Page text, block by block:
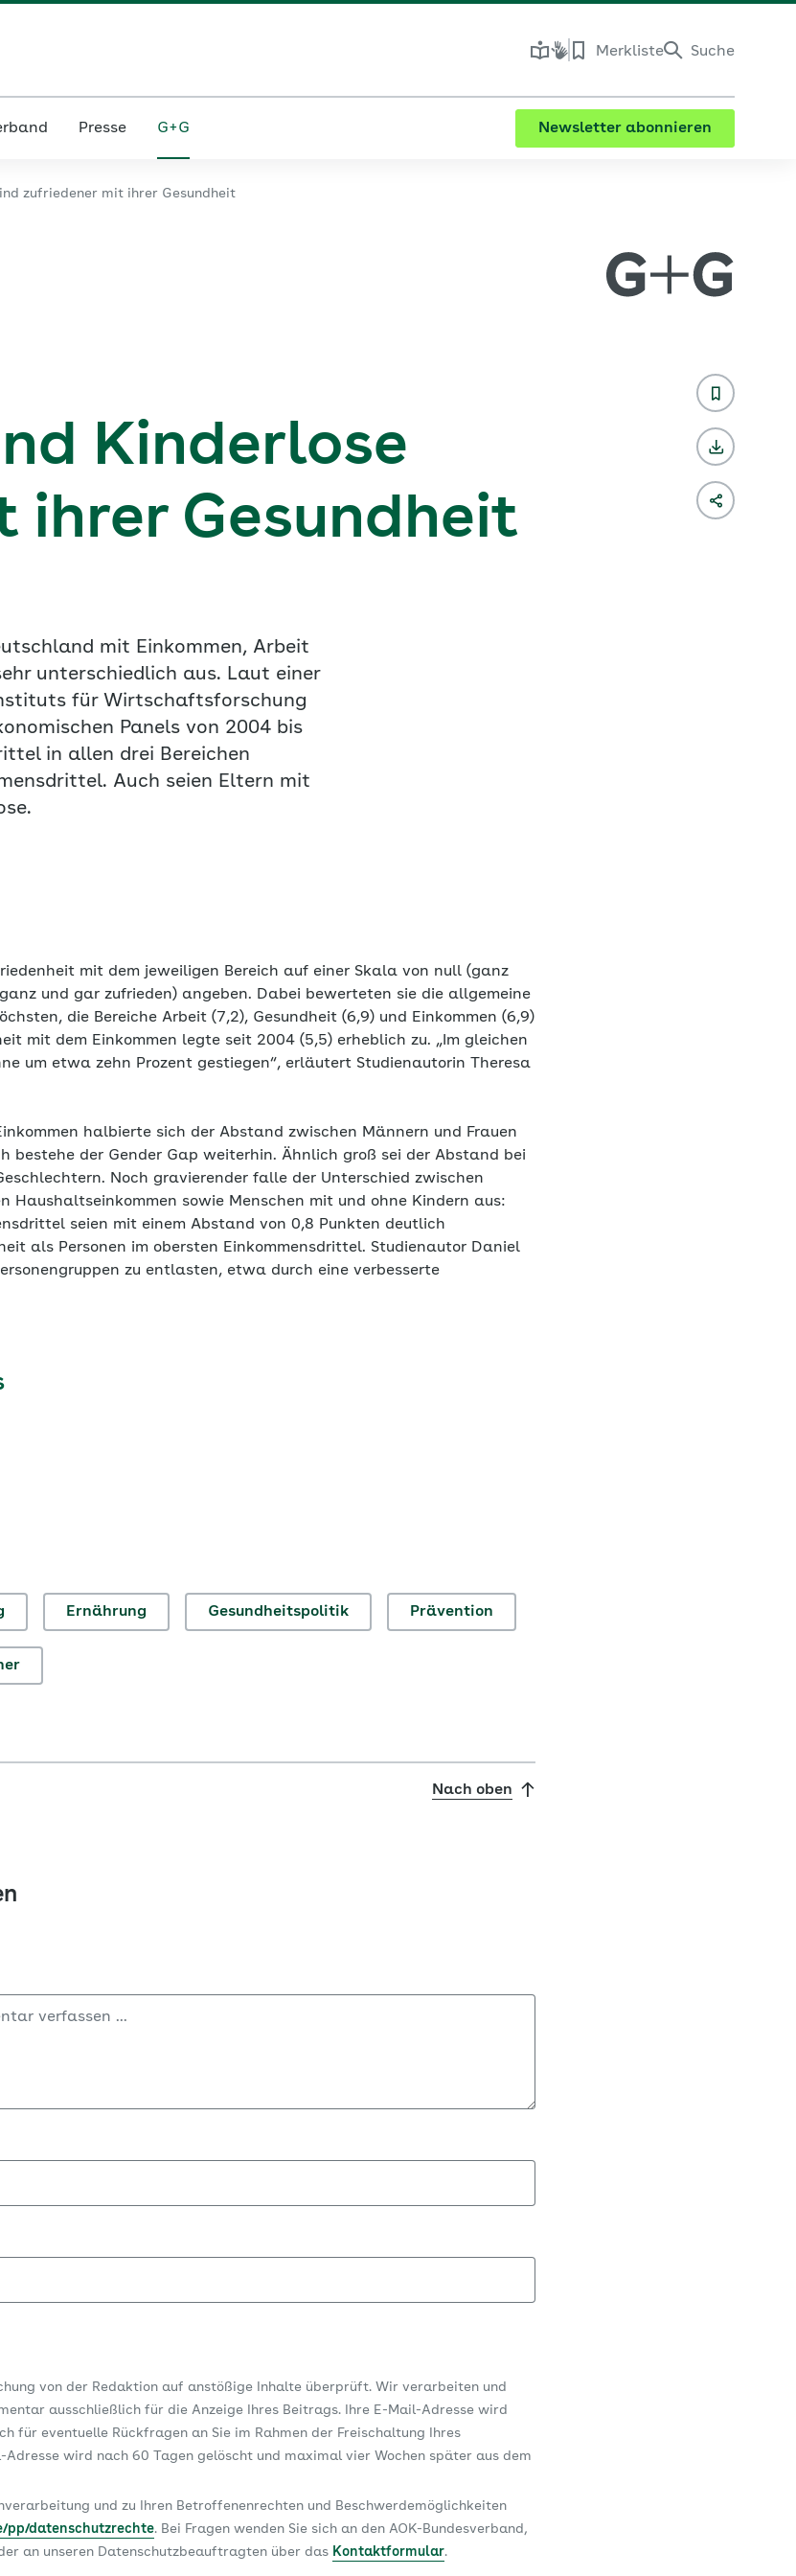
Merkliste Suche
Presse G+G Newsletter abonnieren
zufriedener mit ihrer Gesundheit
Kinderlose
ihrer Gesundheit
mit Einkommen, Arbeit
unterschiedlich aus. Laut einer
für Wirtschaftsforschung
Panels von 2004 bis
in allen drei Bereichen
Auch seien Eltern mit
mit dem jeweiligen Bereich auf einer Skala von null (ganz
und gar zufrieden) angeben. Dabei bewerteten sie die allgemeine
die Bereiche Arbeit (7,2), Gesundheit (6,9) und Einkommen (6,9)
mit dem Einkommen legte seit 2004 (5,5) erheblich zu. „Im gleichen
um etwa zehn Prozent gestiegen“, erläutert Studienautorin Theresa
halbierte sich der Abstand zwischen Männern und Frauen
bestehe der Gender Gap weiterhin. Ähnlich groß sei der Abstand bei
Noch gravierender falle der Unterschied zwischen
Haushaltseinkommen sowie Menschen mit und ohne Kindern aus:
seien mit einem Abstand von 0,8 Punkten deutlich
als Personen im obersten Einkommensdrittel. Studienautor Daniel
zu entlasten, etwa durch eine verbesserte
Ernährung Gesundheitspolitik Prävention
Nach oben
von der Redaktion auf anstößige Inhalte überprüft. Wir verarbeiten und
ausschließlich für die Anzeige Ihres Beitrags. Ihre E-Mail-Adresse wird
für eventuelle Rückfragen an Sie im Rahmen der Freischaltung Ihres
wird nach 60 Tagen gelöscht und maximal vier Wochen später aus dem
und zu Ihren Betroffenenrechten und Beschwerdemöglichkeiten
pp/datenschutzrechte. Bei Fragen wenden Sie sich an den AOK-Bundesverband,
an unseren Datenschutzbeauftragten über das Kontaktformular.